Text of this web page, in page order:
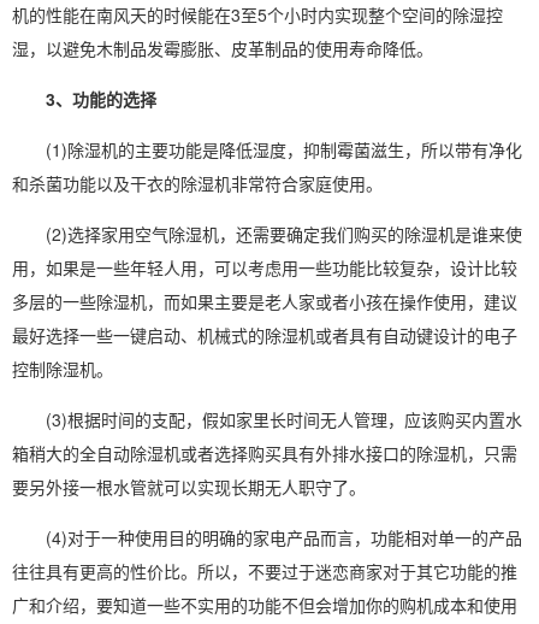
机的性能在南风天的时候能在3至5个小时内实现整个空间的除湿控
湿，以避免木制品发霉膨胀、皮革制品的使用寿命降低。
3、功能的选择
(1)除湿机的主要功能是降低湿度，抑制霉菌滋生，所以带有净化
和杀菌功能以及干衣的除湿机非常符合家庭使用。
(2)选择家用空气除湿机，还需要确定我们购买的除湿机是谁来使
用，如果是一些年轻人用，可以考虑用一些功能比较复杂，设计比较
多层的一些除湿机，而如果主要是老人家或者小孩在操作使用，建议
最好选择一些一键启动、机械式的除湿机或者具有自动键设计的电子
控制除湿机。
(3)根据时间的支配，假如家里长时间无人管理，应该购买内置水
箱稍大的全自动除湿机或者选择购买具有外排水接口的除湿机，只需
要另外接一根水管就可以实现长期无人职守了。
(4)对于一种使用目的明确的家电产品而言，功能相对单一的产品
往往具有更高的性价比。所以，不要过于迷恋商家对于其它功能的推
广和介绍，要知道一些不实用的功能不但会增加你的购机成本和使用